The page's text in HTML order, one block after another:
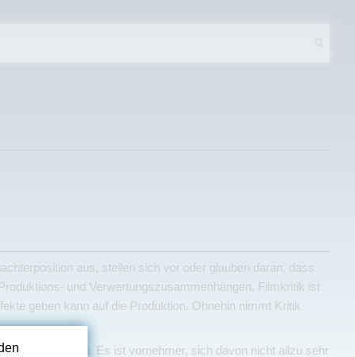
aus, stellen sich vor oder glauben daran, dass
und Verwertungszusammenhängen. Filmkritik ist
geben kann auf die Produktion. Ohnehin nimmt Kritik
betreffen. Es ist vornehmer, sich davon nicht allzu sehr